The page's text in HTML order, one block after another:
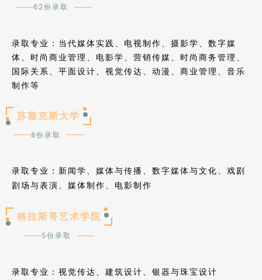
62份录取
录取专业： 当代媒体实践、电视制作、摄影学、数字媒
体、时尚商业管理、电影学、营销传媒、时尚商务管理、
国际关系、平面设计、视觉传达、动漫、商业管理、音乐
制作等
苏塞克斯大学
8份录取
录取专业： 新闻学、媒体与传播、数字媒体与文化、戏剧
剧场与表演、媒体制作、电影制作
格拉斯哥艺术学院
5份录取
录取专业： 视觉传达、建筑设计、银器与珠宝设计